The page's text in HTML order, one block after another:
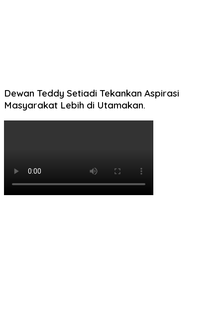
Dewan Teddy Setiadi Tekankan Aspirasi
Masyarakat Lebih di Utamakan.